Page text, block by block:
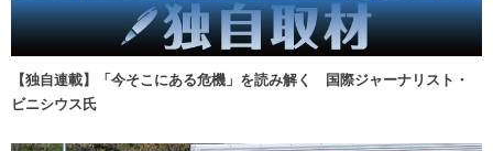
【独自連載】「今そこにある危機」を読み解く 国際ジャーナリスト・
ビニシウス氏